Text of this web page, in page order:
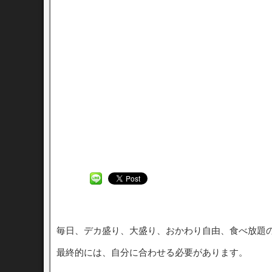
毎日、デカ盛り、大盛り、おかわり自由、食べ放題
最終的には、自分に合わせる必要があります。